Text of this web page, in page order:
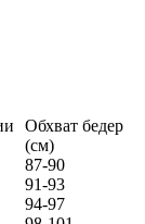
Обхват бедер
(см)
87-90
91-93
94-97